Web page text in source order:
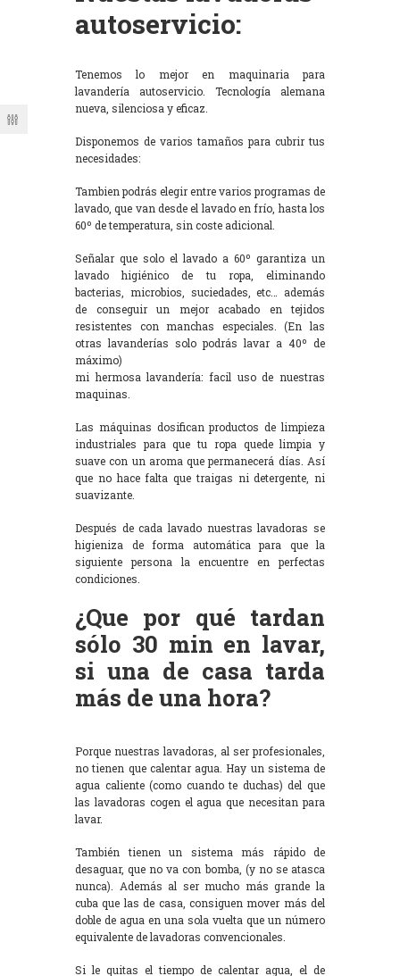
autoservicio:
Tenemos lo mejor en maquinaria para
lavandería autoservicio. Tecnología alemana
nueva, silenciosa y eficaz.
Disponemos de varios tamaños para cubrir tus
necesidades:
Tambien podrás elegir entre varios programas de
lavado, que van desde el lavado en frío, hasta los
60º de temperatura, sin coste adicional.
Señalar que solo el lavado a 60º garantiza un
lavado higiénico de tu ropa, eliminando
bacterias, microbios, suciedades, etc… además
de conseguir un mejor acabado en tejidos
resistentes con manchas especiales. (En las
otras lavanderías solo podrás lavar a 40º de
máximo)
mi hermosa lavandería: facil uso de nuestras
maquinas.
Las máquinas dosifican productos de limpieza
industriales para que tu ropa quede limpia y
suave con un aroma que permanecerá días. Así
que no hace falta que traigas ni detergente, ni
suavizante.
Después de cada lavado nuestras lavadoras se
higieniza de forma automática para que la
siguiente persona la encuentre en perfectas
condiciones.
¿Que por qué tardan
sólo 30 min en lavar,
si una de casa tarda
más de una hora?
Porque nuestras lavadoras, al ser profesionales,
no tienen que calentar agua. Hay un sistema de
agua caliente (como cuando te duchas) del que
las lavadoras cogen el agua que necesitan para
lavar.
También tienen un sistema más rápido de
desaguar, que no va con bomba, (y no se atasca
nunca). Además al ser mucho más grande la
cuba que las de casa, consiguen mover más del
doble de agua en una sola vuelta que un número
equivalente de lavadoras convencionales.
Si le quitas el tiempo de calentar agua, el de